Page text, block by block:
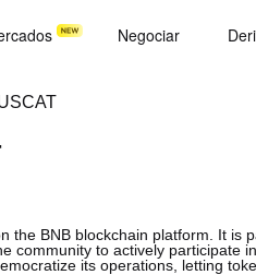
Negociar
the BNB blockchain platform. It is
community to actively participate
its operations, letting